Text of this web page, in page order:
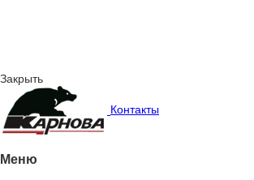
Закрыть
Контакты
Меню